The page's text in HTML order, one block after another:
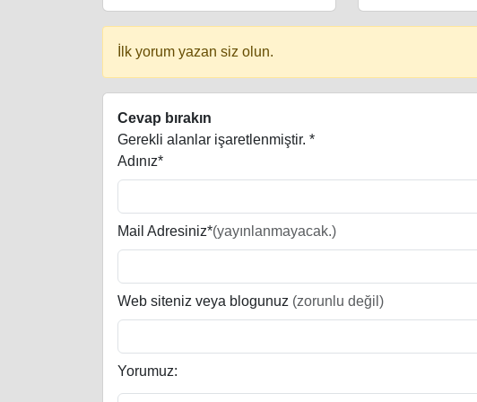
İlk yorum yazan siz olun.
Cevap bırakın
Gerekli alanlar işaretlenmiştir. *
Adınız*
Mail Adresiniz*(yayınlanmayacak.)
Web siteniz veya blogunuz (zorunlu değil)
Yorumuz: